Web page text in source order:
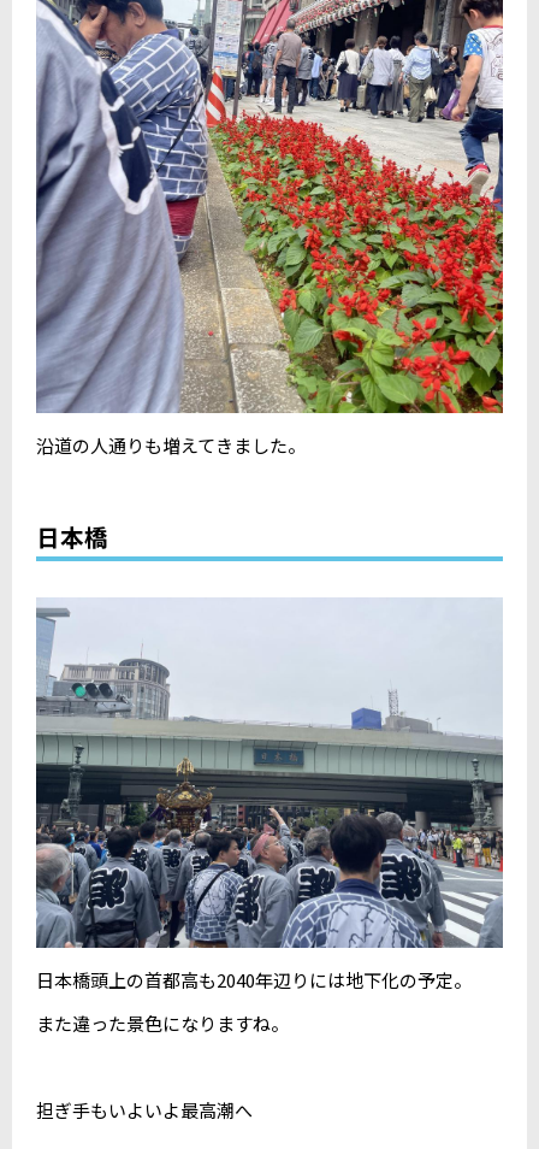
沿道の人通りも増えてきました。
日本橋
日本橋頭上の首都高も2040年辺りには地下化の予定。
また違った景色になりますね。
担ぎ手もいよいよ最高潮へ